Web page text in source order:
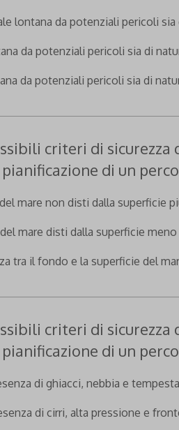
lontana da potenziali pericoli
da potenziali pericoli sia di
da potenziali pericoli sia di
criteri di
di un
mare non disti dalla superficie
mare disti dalla superficie
tra il fondo e la superficie del
criteri di
di un
di ghiacci, nebbia e
di cirri, alta pressione e